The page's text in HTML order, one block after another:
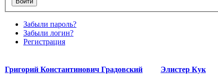
Забыли пароль?
Забыли логин?
Регистрация
Григорий Константинович Градовский Элистер Кук